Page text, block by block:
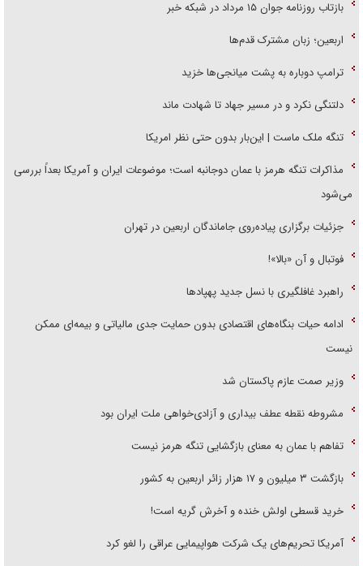
بازتاب روزنامه جوان ۱۵ مرداد در شبکه خبر
اربعین؛ زبان مشترک قدم‌ها
ترامپ دوباره به پشت میانجی‌ها خزید
دلتنگی نکرد و در مسیر جهاد تا شهادت ماند
تنگه ملک ماست | این‌بار بدون حتی نظر امریکا
مذاکرات تنگه هرمز با عمان دوجانبه است؛ موضوعات ایران و آمریکا بعداً بررسی
می‌شود
جزئیات برگزاری پیاده‌روی جاماندگان اربعین در تهران
فوتبال و آن «بالا»!
راهبرد غافلگیری با نسل جدید پهپاد‌ها
ادامه حیات بنگاه‌های اقتصادی بدون حمایت جدی مالیاتی و بیمه‌ای ممکن
نیست
وزیر صمت عازم پاکستان شد
مشروطه نقطه عطف بیداری و آزادی‌خواهی ملت ایران بود
تفاهم با عمان به معنای بازگشایی تنگه هرمز نیست
بازگشت ۳ میلیون و ۱۷ هزار زائر اربعین به کشور
خرید قسطی اولش خنده و آخرش گریه است!
آمریکا تحریم‌های یک شرکت هواپیمایی عراقی را لغو کرد